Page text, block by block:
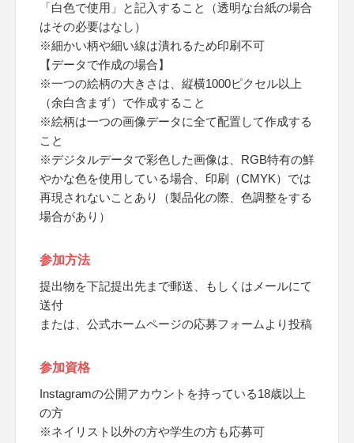
「白色で使用」と記入すること（透明な台紙の場合
はその必要はなし）
※細かい柄や細い線は潰れるため印刷不可
【データで作成の場合】
※一つの絵柄の大きさは、縦横1000ピクセル以上
（余白含まず）で作成すること
※絵柄は一つの画像データに全て配置して作成する
こと
※デジタルデータで彩色した画像は、RGB特有の鮮
やかな色を使用している場合、印刷（CMYK）では
再現されないことあり（製品化の際、色調整をする
場合があり）
参加方法
提出物を下記提出先まで郵送、もしくはメールにて
送付
または、公式ホームページの応募フォームより投稿
参加資格
Instagramの公開アカウントを持っている18歳以上
の方
※ネイリスト以外の方や学生の方も応募可